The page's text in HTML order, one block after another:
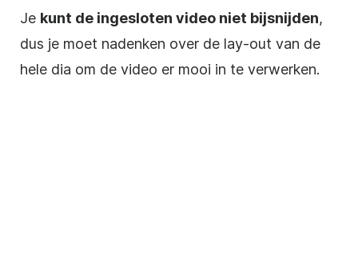
Je kunt de ingesloten video niet bijsnijden,
dus je moet nadenken over de lay-out van de
hele dia om de video er mooi in te verwerken.